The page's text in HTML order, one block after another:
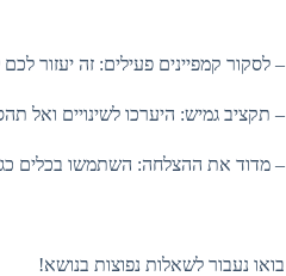
– לסקור קמפיינים פעילים: זה יעזור
– תקציב גמיש: היערכו לשינויים ואל
– מדוד את ההצלחה: השתמשו בכלים
בואו נעבור לשאלות נפוצות בנושא!